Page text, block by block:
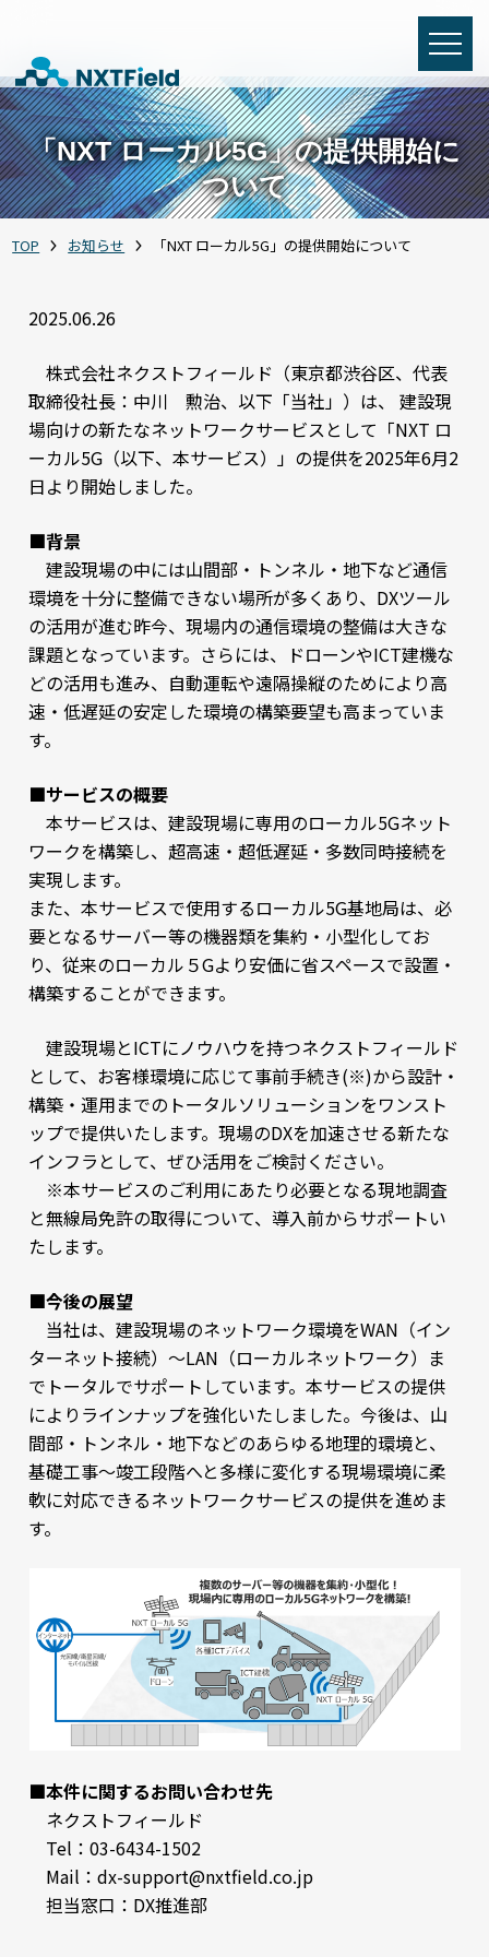
「NXT ローカル5G」の提供開始に
ついて
TOP お知らせ 「NXT ローカル5G」の提供開始について
2025.06.26
株式会社ネクストフィールド（東京都渋谷区、代表
取締役社長：中川 勲治、以下「当社」）は、 建設現
場向けの新たなネットワークサービスとして「NXT ロ
ーカル5G（以下、本サービス）」の提供を2025年6月2
日より開始しました。
■背景
建設現場の中には山間部・トンネル・地下など通信
環境を十分に整備できない場所が多くあり、DXツール
の活用が進む昨今、現場内の通信環境の整備は大きな
課題となっています。さらには、ドローンやICT建機な
どの活用も進み、自動運転や遠隔操縦のためにより高
速・低遅延の安定した環境の構築要望も高まっていま
す。
■サービスの概要
本サービスは、建設現場に専用のローカル5Gネット
ワークを構築し、超高速・超低遅延・多数同時接続を
実現します。
また、本サービスで使用するローカル5G基地局は、必
要となるサーバー等の機器類を集約・小型化してお
り、従来のローカル５Gより安価に省スペースで設置・
構築することができます。
建設現場とICTにノウハウを持つネクストフィールド
として、お客様環境に応じて事前手続き(※)から設計・
構築・運用までのトータルソリューションをワンスト
ップで提供いたします。現場のDXを加速させる新たな
インフラとして、ぜひ活用をご検討ください。
※本サービスのご利用にあたり必要となる現地調査
と無線局免許の取得について、導入前からサポートい
たします。
■今後の展望
当社は、建設現場のネットワーク環境をWAN（イン
ターネット接続）～LAN（ローカルネットワーク）ま
でトータルでサポートしています。本サービスの提供
によりラインナップを強化いたしました。今後は、山
間部・トンネル・地下などのあらゆる地理的環境と、
基礎工事～竣工段階へと多様に変化する現場環境に柔
軟に対応できるネットワークサービスの提供を進めま
す。
■本件に関するお問い合わせ先
ネクストフィールド
Tel：03-6434-1502
Mail：dx-support@nxtfield.co.jp
担当窓口：DX推進部